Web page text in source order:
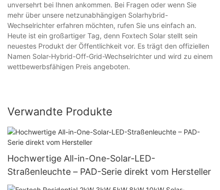
unversehrt bei Ihnen ankommen. Bei Fragen oder wenn Sie
mehr über unsere netzunabhängigen Solarhybrid-
Wechselrichter erfahren möchten, rufen Sie uns einfach an.
Heute ist ein großartiger Tag, denn Foxtech Solar stellt sein
neuestes Produkt der Öffentlichkeit vor. Es trägt den offiziellen
Namen Solar-Hybrid-Off-Grid-Wechselrichter und wird zu einem
wettbewerbsfähigen Preis angeboten.
Verwandte Produkte
Hochwertige All-in-One-Solar-LED-
Straßenleuchte – PAD-Serie direkt vom Hersteller